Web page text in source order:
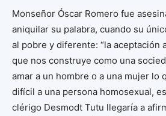
Monseñor Óscar Romero fue
aniquilar su palabra, cuando su
al pobre y diferente: “la aceptación
que nos construye como una
amar a un hombre o a una mujer lo
difícil a una persona homosexual,
clérigo Desmodt Tutu llegaría a